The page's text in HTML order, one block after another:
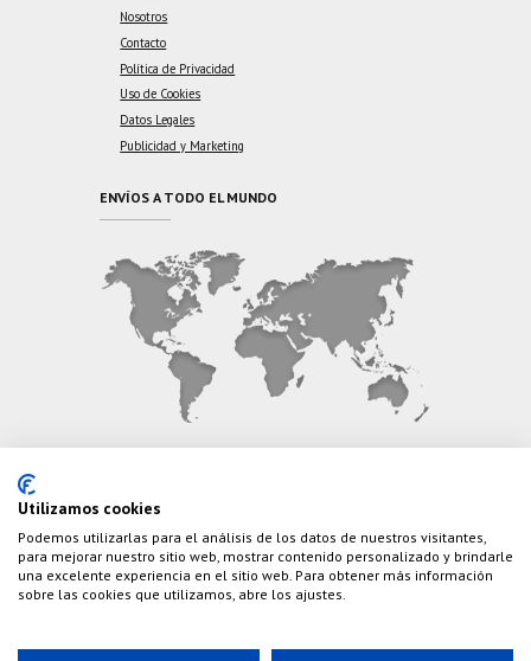
Nosotros
Contacto
Política de Privacidad
Uso de Cookies
Datos Legales
Publicidad y Marketing
ENVÍOS A TODO EL MUNDO
Teléfono: (+34) 626 495 499
E-Mail: info@cazaylibros.com
Utilizamos cookies
Podemos utilizarlas para el análisis de los datos de nuestros visitantes,
para mejorar nuestro sitio web, mostrar contenido personalizado y brindarle
una excelente experiencia en el sitio web. Para obtener más información
sobre las cookies que utilizamos, abre los ajustes.